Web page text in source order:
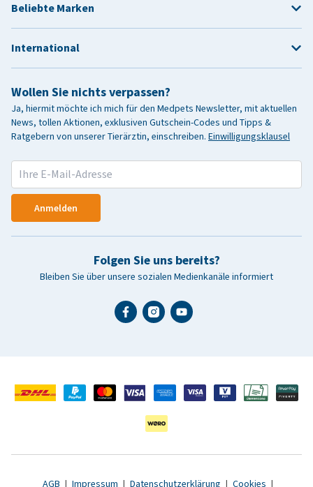
Wollen Sie nichts verpassen?
Ja, hiermit möchte ich mich für den Medpets Newsletter, mit aktuellen
News, tollen Aktionen, exklusiven Gutschein-Codes und Tipps &
Ratgebern von unserer Tierärztin, einschreiben. Einwilligungsklausel
Anmelden
Folgen Sie uns bereits?
Bleiben Sie über unsere sozialen Medienkanäle informiert
Beliebte Marken
International
AGB | Impressum | Datenschutzerklärung | Cookies |